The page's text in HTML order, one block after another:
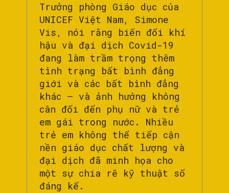
Trưởng phòng Giáo dục của
UNICEF Việt Nam, Simone
Vis, nói rằng biến đổi khí
hậu và đại dịch Covid-19
đang làm trầm trọng thêm
tình trạng bất bình đẳng
giới và các bất bình đẳng
khác – và ảnh hưởng không
cân đối đến phụ nữ và trẻ
em gái trong nước. Nhiều
trẻ em không thể tiếp cận
nền giáo dục chất lượng và
đại dịch đã minh họa cho
một sự chia rẽ kỹ thuật số
đáng kể.